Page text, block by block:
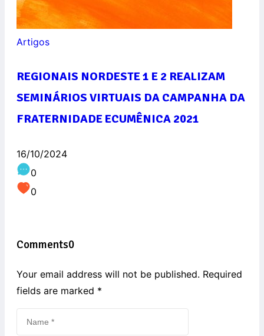
Artigos
REGIONAIS NORDESTE 1 E 2 REALIZAM
SEMINÁRIOS VIRTUAIS DA CAMPANHA DA
FRATERNIDADE ECUMÊNICA 2021
16/10/2024
0
0
Comments0
Your email address will not be published. Required
fields are marked *